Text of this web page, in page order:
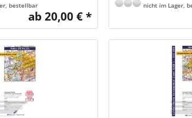
bestellbar
ab 20,00 € *
nicht im Lager,